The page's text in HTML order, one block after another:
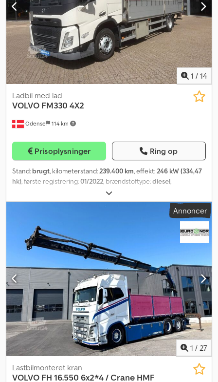
1 / 14
Odense 114 km
Ladbil med lad
VOLVO FM330 4X2
Prisoplysninger Ring op
Stand: brugt, kilometerstand: 239.400 km, effekt: 246 kW (334,47
hk) , første registrering:01/2022 , brændstoftype:diesel
, geartype:
emissionsklasse:Euro 6, Produktionsår:2022, Udstyr:ABS,
Annoncer
1 / 27
Lastbilmonteret kran
VOLVO FH 16.550 6x2*4 / Crane HMF